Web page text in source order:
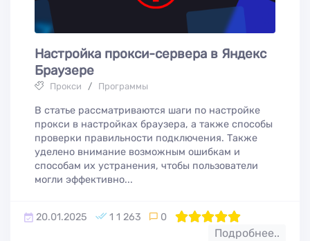
Настройка прокси-сервера в Яндекс
Браузере
Прокси / Программы
В статье рассматриваются шаги по настройке
прокси в настройках браузера, а также способы
проверки правильности подключения. Также
уделено внимание возможным ошибкам и
способам их устранения, чтобы пользователи
могли эффективно...
20.01.2025 1 1 263 0 100
1 2 3 4 5
Подробнее..